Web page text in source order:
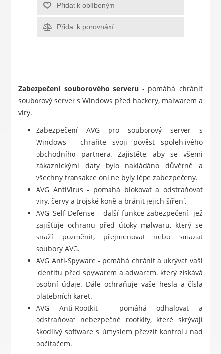
Přidat k oblíbeným
Přidat k porovnání
Zabezpečení souborového serveru - pomáhá chránit
souborový server s Windows před hackery, malwarem a
viry.
Zabezpečení AVG pro souborový server s
Windows - chraňte svoji pověst spolehlivého
obchodního partnera. Zajistěte, aby se všemi
zákaznickými daty bylo nakládáno důvěrně a
všechny transakce online byly lépe zabezpečeny.
AVG AntiVirus - pomáhá blokovat a odstraňovat
viry, červy a trojské koně a bránit jejich šíření.
AVG Self-Defense - další funkce zabezpečení, jež
zajišťuje ochranu před útoky malwaru, který se
snaží pozměnit, přejmenovat nebo smazat
soubory AVG.
AVG Anti-Spyware - pomáhá chránit a ukrývat vaši
identitu před spywarem a adwarem, který získává
osobní údaje. Dále ochraňuje vaše hesla a čísla
platebních karet.
AVG Anti-Rootkit - pomáhá odhalovat a
odstraňovat nebezpečné rootkity, které skrývají
škodlivý software s úmyslem převzít kontrolu nad
počítačem.